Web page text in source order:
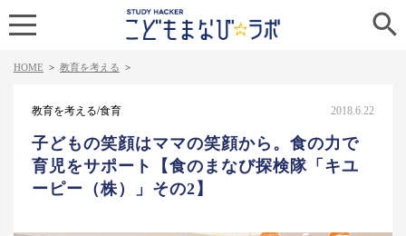

HOME > 教育を考える >
教育を考える/食育 2018.6.22
子どもの笑顔はママの笑顔から。食の力で
育児をサポート【食のまなび探検隊「キユ
ーピー（株）」その2】